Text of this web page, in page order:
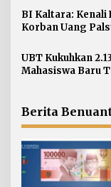
i
p
o
s
BI Kaltara: Kenali
Korban Uang
UBT Kukuhkan
Mahasiswa Baru
Berita